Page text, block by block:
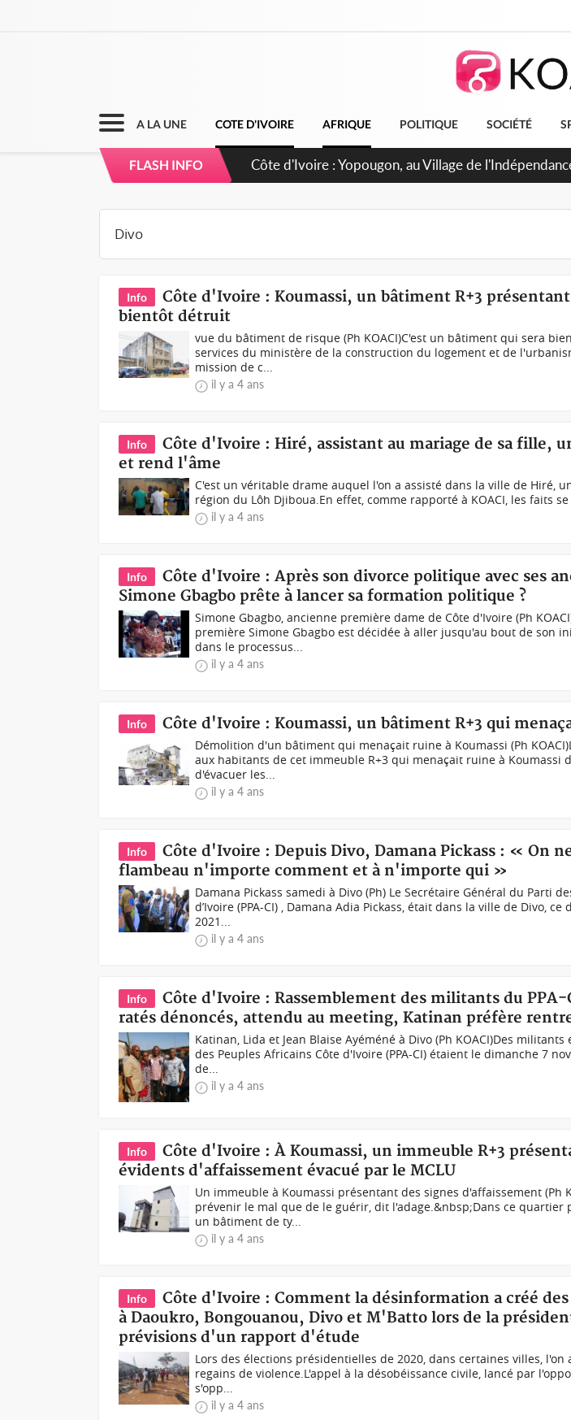
A LA UNE COTE D'IVOIRE AFRIQUE POLITIQUE SOCIÉTÉ
FLASH INFO
Côte d'Ivoire : CHU de Treichville, après la fronde,
Info
Côte d'Ivoire : Koumassi, un bâtiment R+3
bientôt détruit
vue du bâtiment de risque (Ph KOACI)C'est un bâtiment qui sera
services du ministère de la construction du logement et de
mission de c...
il y a 4 ans
Info
Côte d'Ivoire : Hiré, assistant au mariage de sa fille,
et rend l'âme
C'est un véritable drame auquel l'on a assisté dans la ville de Hiré,
région du Lôh Djiboua.En effet, comme rapporté à KOACI, les faits
il y a 4 ans
Info
Côte d'Ivoire : Après son divorce politique avec ses
Simone Gbagbo prête à lancer sa formation politique ?
Simone Gbagbo, ancienne première dame de Côte d'Ivoire (Ph
première Simone Gbagbo est décidée à aller jusqu'au bout de son
dans le processus...
il y a 4 ans
Info Côte d'Ivoire : Koumassi, un bâtiment R+3 qui
Démolition d'un bâtiment qui menaçait ruine à Koumassi (Ph
aux habitants de cet immeuble R+3 qui menaçait ruine à Koumassi
d'évacuer les...
il y a 4 ans
Info
Côte d'Ivoire : Depuis Divo, Damana Pickass : « On
flambeau n'importe comment et à n'importe qui »
Damana Pickass samedi à Divo (Ph) Le Secrétaire Général du Parti
d’Ivoire (PPA-CI) , Damana Adia Pickass, était dans la ville de Divo,
2021...
il y a 4 ans
Info
Côte d'Ivoire : Rassemblement des militants du PPA-
ratés dénoncés, attendu au meeting, Katinan préfère
Katinan, Lida et Jean Blaise Ayéméné à Divo (Ph KOACI)Des
des Peuples Africains Côte d'Ivoire (PPA-CI) étaient le dimanche 7
de...
il y a 4 ans
Info
Côte d'Ivoire : À Koumassi, un immeuble R+3
évidents d'affaissement évacué par le MCLU
Un immeuble à Koumassi présentant des signes d'affaissement (Ph
prévenir le mal que de le guérir, dit l'adage.&nbsp;Dans ce quartier
un bâtiment de ty...
il y a 4 ans
Info
Côte d'Ivoire : Comment la désinformation a créé
à Daoukro, Bongouanou, Divo et M'Batto lors de la
prévisions d'un rapport d'étude
Lors des élections présidentielles de 2020, dans certaines villes, l'on
regains de violence.L'appel à la désobéissance civile, lancé par
s'opp...
il y a 4 ans